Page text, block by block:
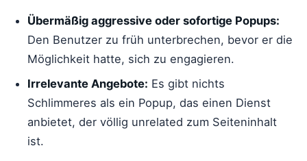
Übermäßig aggressive oder sofortige Popups:
Den Benutzer zu früh unterbrechen, bevor er die
Möglichkeit hatte, sich zu engagieren.
Irrelevante Angebote: Es gibt nichts
Schlimmeres als ein Popup, das einen Dienst
anbietet, der völlig unrelated zum Seiteninhalt
ist.